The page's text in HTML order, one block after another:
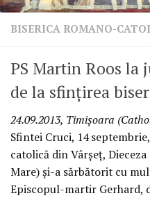
BISERICA ROMANO-
PS Martin Roos la
de la sfinţirea
24.09.2013, Timişoara
Sfintei Cruci, 14
catolică din Vârşeţ,
Mare) şi-a sărbătorit cu
Episcopul-martir Gerhard,